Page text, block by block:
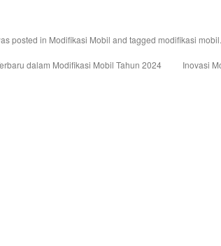
posted in Modifikasi Mobil and tagged modifikasi mobil
dalam Modifikasi Mobil Tahun 2024
Inovasi